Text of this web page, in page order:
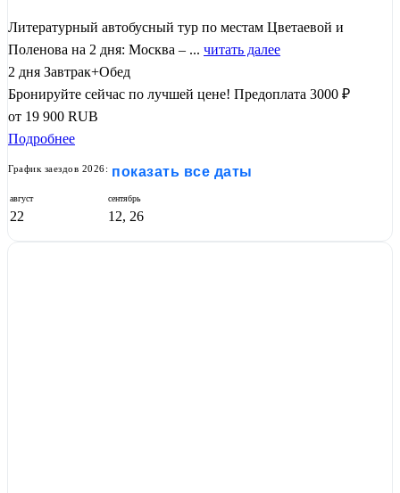
Литературный автобусный тур по местам Цветаевой и
Поленова на 2 дня: Москва – ... читать далее
2 дня Завтрак+Обед
Бронируйте сейчас по лучшей цене! Предоплата 3000 ₽
от 19 900 RUB
Подробнее
График заездов 2026: показать все даты
август
22
сентябрь
12, 26